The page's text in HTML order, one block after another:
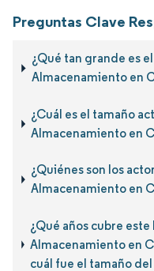
Preguntas Clave
¿Qué tan grande es
Almacenamiento en
¿Cuál es el tamaño
Almacenamiento en
¿Quiénes son los
Almacenamiento en
¿Qué años cubre
Almacenamiento en
cuál fue el tamaño